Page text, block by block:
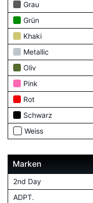
Grau
Grün
Khaki
Metallic
Oliv
Pink
Rot
Schwarz
Weiss
Marken
2nd Day
ADPT.